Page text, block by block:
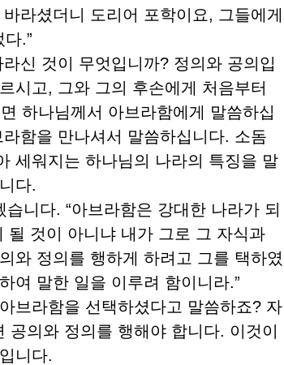
라셨더니 도리어 포학이요, 그들에게
.”
신 것이 무엇입니까? 정의와 공의입
시고, 그와 그의 후손에게 처음부터
하나님께서 아브라함에게 말씀하십
함을 만나셔서 말씀하십니다. 소돔
세워지는 하나님의 나라의 특징을 말
다.
니다. “아브라함은 강대한 나라가 되
될 것이 아니냐 내가 그로 그 자식과
와 정의를 행하게 하려고 그를 택하였
여 말한 일을 이루려 함이니라.”
브라함을 선택하셨다고 말씀하죠? 자
의와 정의를 행해야 합니다. 이것이
니다.